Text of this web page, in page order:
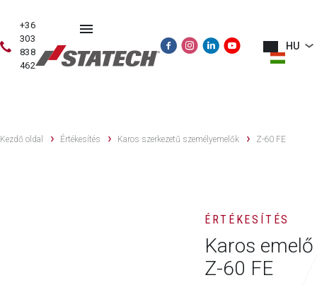
+36
303
838
462
HU
Kezdő oldal Értékesítés Karos szerkezetű személyemelők Z-60 FE
ÉRTÉKESÍTÉS
Karos emelő
Z-60 FE